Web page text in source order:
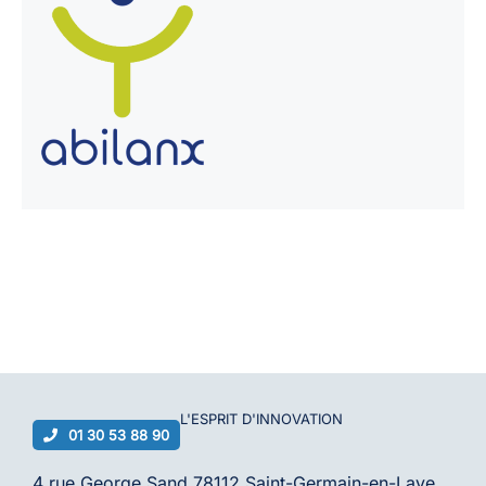
L'ESPRIT D'INNOVATION
01 30 53 88 90